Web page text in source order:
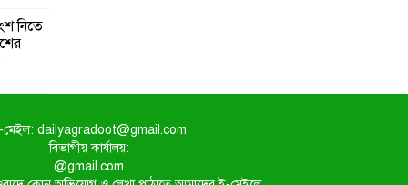
নিতে
মেইল: dailyagradoot@gmail.com
বিভাগীয় কার্যালয়:
@gmail.com